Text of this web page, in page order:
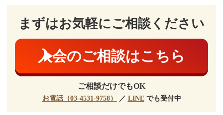
まずはお気軽にご相談ください
入会のご相談はこちら
ご相談だけでもOK
お電話（03-4531-9758） ／ LINEでも受付中